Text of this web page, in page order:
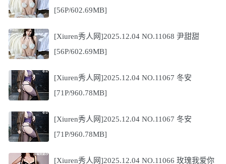
[56P/602.69MB]
[Xiuren秀人网]2025.12.04 NO.11068 尹甜甜
[56P/602.69MB]
[Xiuren秀人网]2025.12.04 NO.11067 冬安
[71P/960.78MB]
[Xiuren秀人网]2025.12.04 NO.11067 冬安
[71P/960.78MB]
[Xiuren秀人网]2025.12.04 NO.11066 玫瑰我爱你